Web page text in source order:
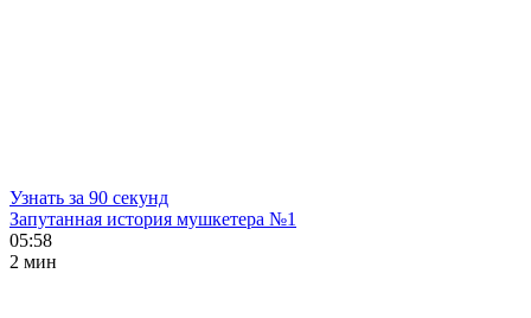
Узнать за 90 секунд
Запутанная история мушкетера №1
05:58
2 мин